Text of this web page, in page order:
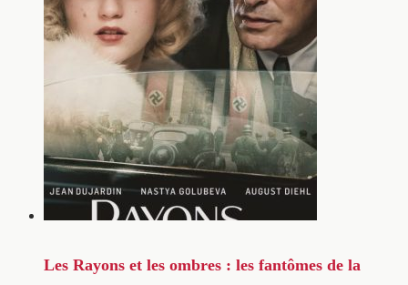
Les Rayons et les ombres : les fantômes de la